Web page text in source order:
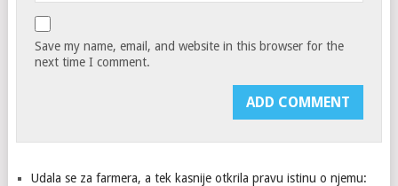
Save my name, email, and website in this browser for the
next time I comment.
Udala se za farmera, a tek kasnije otkrila pravu istinu o njemu: